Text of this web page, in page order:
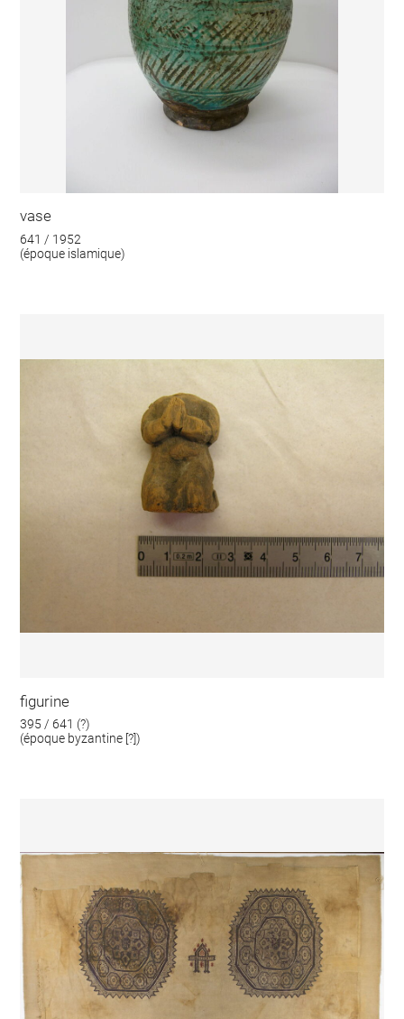
vase
641 / 1952
(époque islamique)
figurine
395 / 641 (?)
(époque byzantine [?])